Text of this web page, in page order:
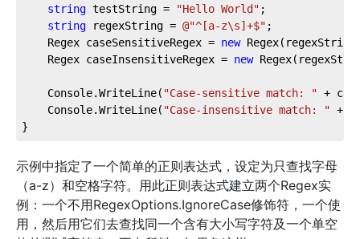
string testString = "Hello World" ;
string regexString = @"^[a-z\s]+$" ;
	Regex caseSensitiveRegex =
new
	Regex caseInsensitiveRegex =
new
	Console.WriteLine(
"Case-sensitive match: " +
	Console.WriteLine(
"Case-insensitive match: " +
}
示例中指定了一个简单的正则表达式，设定为只查找字母
（a-z）和空格字符。用此正则表达式建立两个Regex实
例：一个不用RegexOptions.IgnoreCase修饰符，一个使
用，然后用它们去查找同一个含有大小写字符及一个单空